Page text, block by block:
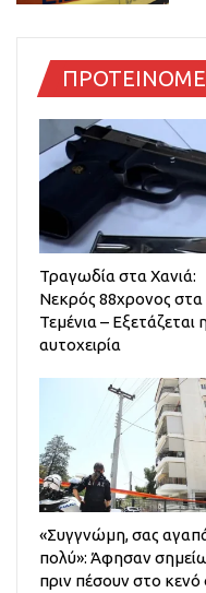
Τραγωδία στα Χανιά:
Νεκρός 88χρονος στα
Τεμένια – Εξετάζεται
αυτοχειρία
«Συγγνώμη, σας
πολύ»: Άφησαν
πριν πέσουν στο κενό